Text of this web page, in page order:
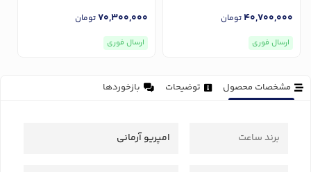
40,700,000تومان
ارسال فوری
70,300,000تومان
ارسال فوری
مشخصات محصول توضیحات بازخوردها
برند ساعت امپریو آرمانی